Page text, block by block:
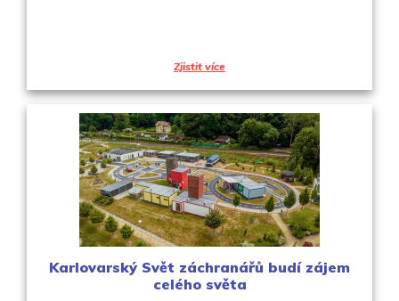
Zjistit více
Karlovarský Svět záchranářů budí zájem
celého světa